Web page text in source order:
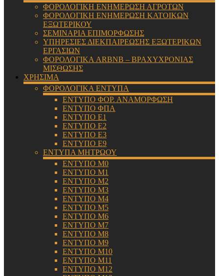
ΦΟΡΟΛΟΓΙΚΗ ΕΝΗΜΕΡΩΣΗ ΑΓΡΟΤΩΝ
ΦΟΡΟΛΟΓΙΚΗ ΕΝΗΜΕΡΩΣΗ ΚΑΤΟΙΚΩΝ
ΕΞΩΤΕΡΙΚΟΥ
ΣΕΜΙΝΑΡΙΑ ΕΠΙΜΟΡΦΩΣΗΣ
ΥΠΗΡΕΣΙΕΣ ΔΙΕΚΠΑΙΡΕΩΣΗΣ ΕΞΩΤΕΡΙΚΩΝ
ΕΡΓΑΣΙΩΝ
ΦΟΡΟΛΟΓΙΚΑ ARBNB – ΒΡΑΧΥΧΡΟΝΙΑΣ
ΜΙΣΘΩΣΗΣ
ΧΡΗΣΙΜΑ
ΦΟΡΟΛΟΓΙΚΑ ΕΝΤΥΠΑ
ΕΝΤΥΠΟ ΦΟΡ. ΑΝΑΜΟΡΦΩΣΗ
ΕΝΤΥΠΟ ΦΠΑ
ΕΝΤΥΠΟ Ε1
ΕΝΤΥΠΟ Ε2
ΕΝΤΥΠΟ Ε3
ΕΝΤΥΠΟ Ε9
ΕΝΤΥΠΑ ΜΗΤΡΩΟΥ
ΕΝΤΥΠΟ Μ0
ΕΝΤΥΠΟ Μ1
ΕΝΤΥΠΟ Μ2
ΕΝΤΥΠΟ Μ3
ΕΝΤΥΠΟ Μ4
ΕΝΤΥΠΟ Μ5
ΕΝΤΥΠΟ Μ6
ΕΝΤΥΠΟ Μ7
ΕΝΤΥΠΟ Μ8
ΕΝΤΥΠΟ Μ9
ΕΝΤΥΠΟ Μ10
ΕΝΤΥΠΟ Μ11
ΕΝΤΥΠΟ Μ12